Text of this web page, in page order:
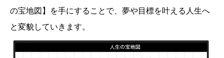
の宝地図】を手にすることで、夢や目標を叶える人生へ
と変貌していきます。